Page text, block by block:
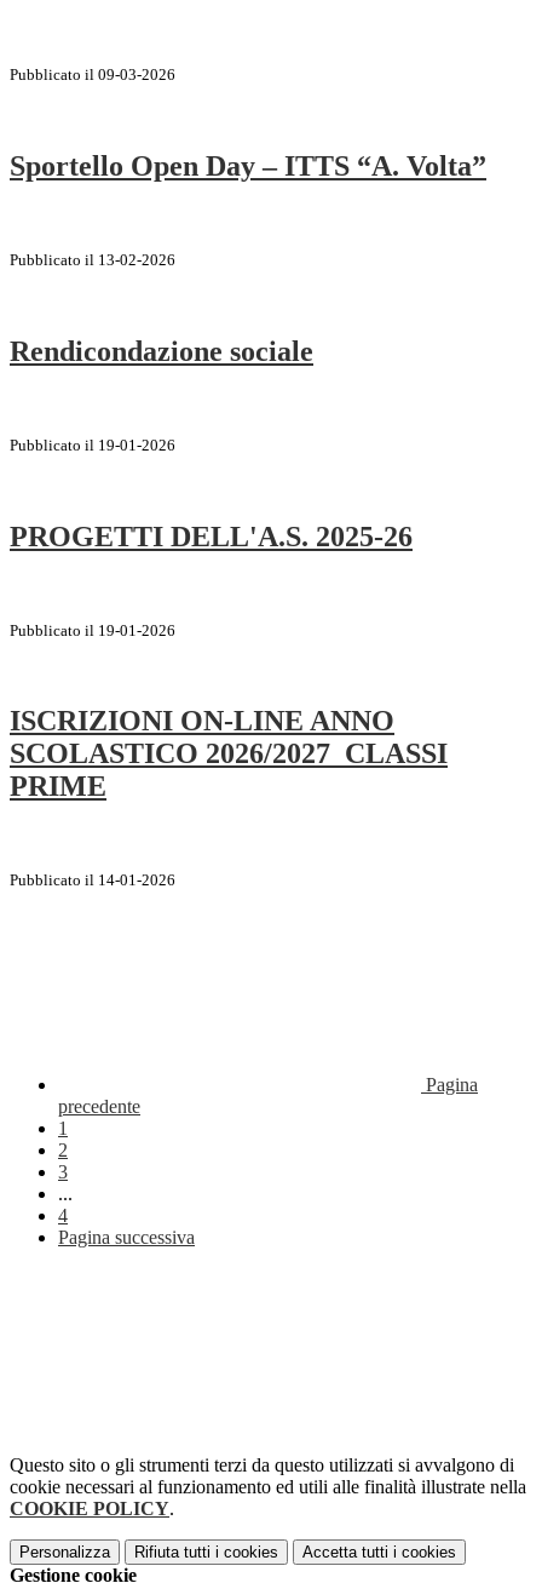
Pubblicato il 09-03-2026
Sportello Open Day – ITTS “A. Volta”
Pubblicato il 13-02-2026
Rendicondazione sociale
Pubblicato il 19-01-2026
PROGETTI DELL'A.S. 2025-26
Pubblicato il 19-01-2026
ISCRIZIONI ON-LINE ANNO
SCOLASTICO 2026/2027 CLASSI
PRIME
Pubblicato il 14-01-2026
Pagina
precedente
1
2
3
...
4
Pagina successiva
Questo sito o gli strumenti terzi da questo utilizzati si avvalgono di
cookie necessari al funzionamento ed utili alle finalità illustrate nella
COOKIE POLICY.
Personalizza Rifiuta tutti i cookies Accetta tutti i cookies
Gestione cookie